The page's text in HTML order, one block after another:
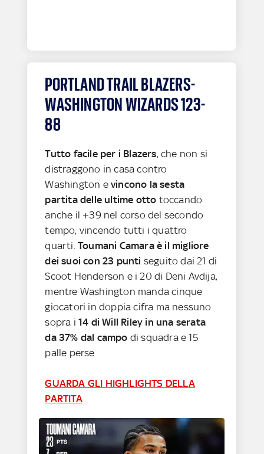
PORTLAND TRAIL BLAZERS-
WASHINGTON WIZARDS 123-
88
Tutto facile per i Blazers, che non si
distraggono in casa contro
Washington evincono la sesta
partita delle ultime otto toccando
anche il +39 nel corso del secondo
tempo, vincendo tutti i quattro
quarti.Toumani Camara è il migliore
dei suoi con 23 punti seguito dai 21 di
Scoot Henderson e i 20 di Deni Avdija,
mentre Washington manda cinque
giocatori in doppia cifra ma nessuno
sopra i14 di Will Riley in una serata
da 37% dal campo di squadra e 15
palle perse
GUARDA GLI HIGHLIGHTS DELLA
PARTITA